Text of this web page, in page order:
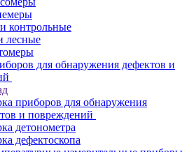
контрольные
лесные
для обнаружения дефектов и
приборов для обнаружения
и повреждений
детонометра
дефектоскопа